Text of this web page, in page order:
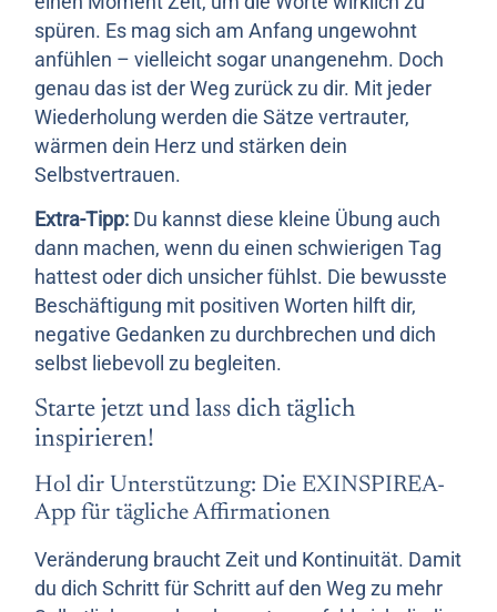
spüren. Es mag sich am Anfang ungewohnt
anfühlen – vielleicht sogar unangenehm. Doch
genau das ist der Weg zurück zu dir. Mit jeder
Wiederholung werden die Sätze vertrauter,
wärmen dein Herz und stärken dein
Selbstvertrauen.
Extra-Tipp: Du kannst diese kleine Übung auch
dann machen, wenn du einen schwierigen Tag
hattest oder dich unsicher fühlst. Die bewusste
Beschäftigung mit positiven Worten hilft dir,
negative Gedanken zu durchbrechen und dich
selbst liebevoll zu begleiten.
Starte jetzt und lass dich täglich
inspirieren!
Hol dir Unterstützung: Die EXINSPIREA-
App für tägliche Affirmationen
Veränderung braucht Zeit und Kontinuität. Damit
du dich Schritt für Schritt auf den Weg zu mehr